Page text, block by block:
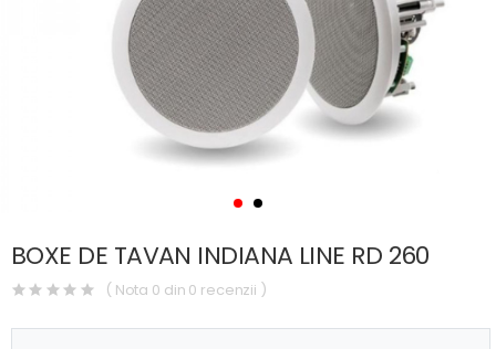
BOXE DE TAVAN INDIANA LINE RD 260
( Nota 0 din 0 recenzii )